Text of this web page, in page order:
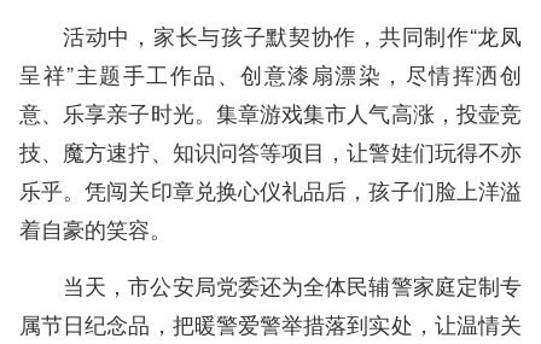
活动中，家长与孩子默契协作，共同制作“龙凤
呈祥”主题手工作品、创意漆扇漂染，尽情挥洒创
意、乐享亲子时光。集章游戏集市人气高涨，投壶竞
技、魔方速拧、知识问答等项目，让警娃们玩得不亦
乐乎。凭闯关印章兑换心仪礼品后，孩子们脸上洋溢
着自豪的笑容。
当天，市公安局党委还为全体民辅警家庭定制专
属节日纪念品，把暖警爱警举措落到实处，让温情关